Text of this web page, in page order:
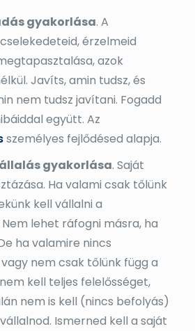
gyakorlása. A
érzelmeid
azok
Javíts, amin tudsz, és
nem tudsz javítani. Fogadd
együtt. Az
személyes fejlődésed alapja.
gyakorlása. Saját
Ha valami csak tőlünk
kell vállalni a
lehet ráfogni másra, ha
ha valamire nincs
nem csak tőlünk függ a
kell teljes felelősséget,
nem is kell (nincs befolyás)
Ismerned kell a saját